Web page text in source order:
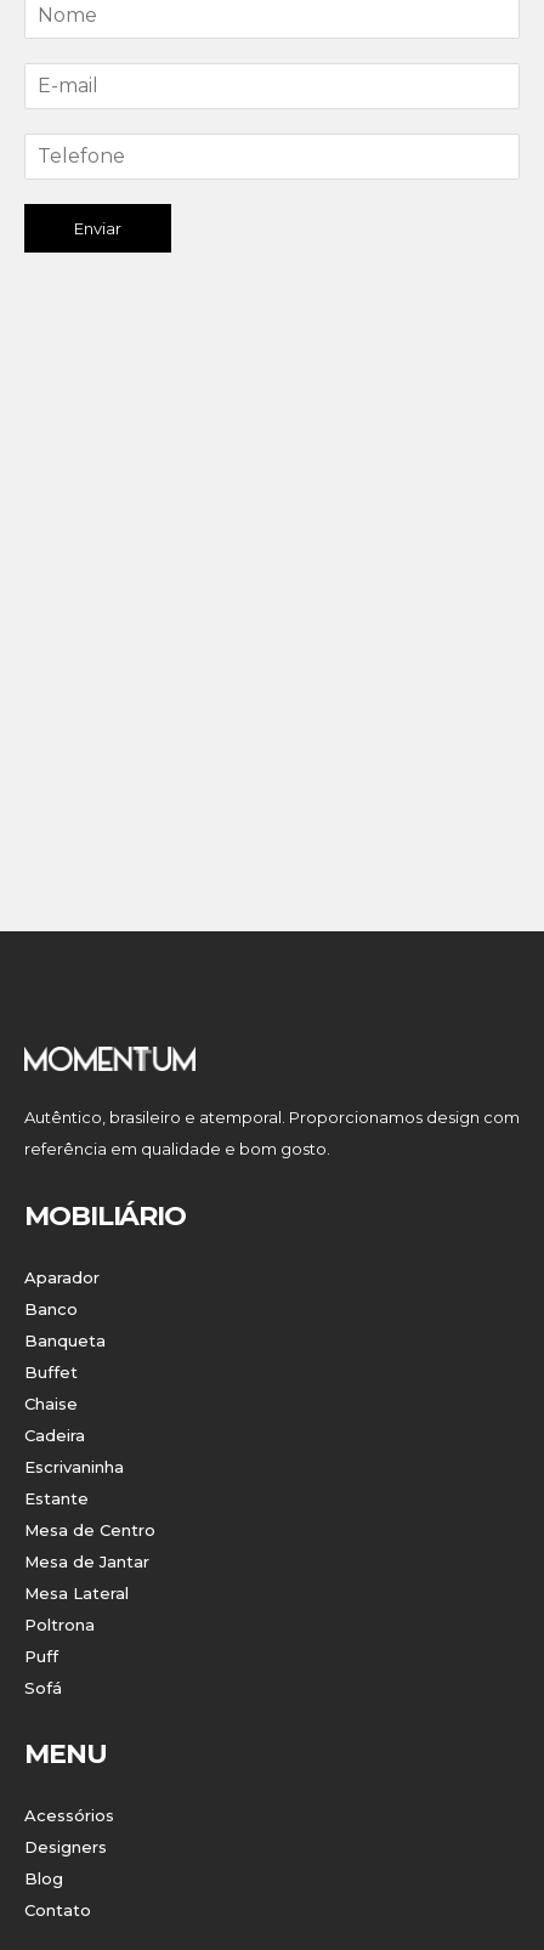
Enviar
Autêntico, brasileiro e atemporal. Proporcionamos design com
referência em qualidade e bom gosto.
MOBILIÁRIO
Aparador
Banco
Banqueta
Buffet
Chaise
Cadeira
Escrivaninha
Estante
Mesa de Centro
Mesa de Jantar
Mesa Lateral
Poltrona
Puff
Sofá
MENU
Acessórios
Designers
Blog
Contato